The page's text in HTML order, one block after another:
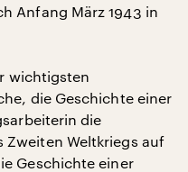
Anfang März 1943 in
wichtigsten
die Geschichte einer
die
Zweiten Weltkriegs auf
Geschichte einer